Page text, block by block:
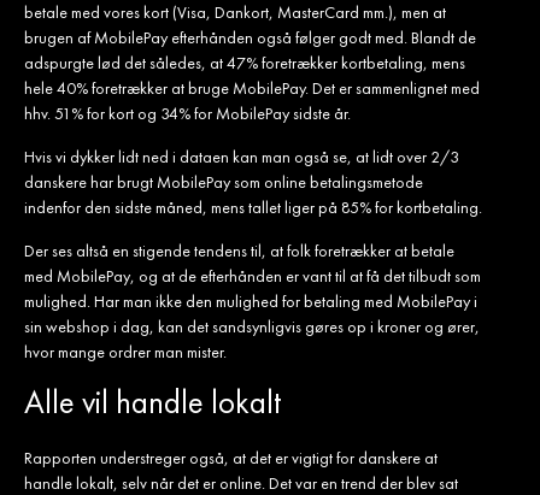
betale med vores kort (Visa, Dankort, MasterCard mm.), men at
brugen af MobilePay efterhånden også følger godt med. Blandt de
adspurgte lød det således, at 47% foretrækker kortbetaling, mens
hele 40% foretrækker at bruge MobilePay. Det er sammenlignet med
hhv. 51% for kort og 34% for MobilePay sidste år.
Hvis vi dykker lidt ned i dataen kan man også se, at lidt over 2/3
danskere har brugt MobilePay som online betalingsmetode
indenfor den sidste måned, mens tallet liger på 85% for kortbetaling.
Der ses altså en stigende tendens til, at folk foretrækker at betale
med MobilePay, og at de efterhånden er vant til at få det tilbudt som
mulighed. Har man ikke den mulighed for betaling med MobilePay i
sin webshop i dag, kan det sandsynligvis gøres op i kroner og ører,
hvor mange ordrer man mister.
Alle vil handle lokalt
Rapporten understreger også, at det er vigtigt for danskere at
handle lokalt, selv når det er online. Det var en trend der blev sat